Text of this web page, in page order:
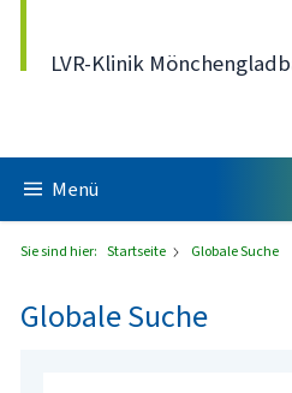
LVR-Klinik
Menü
Sie sind hier: Startseite Globale Suche
Globale Suche